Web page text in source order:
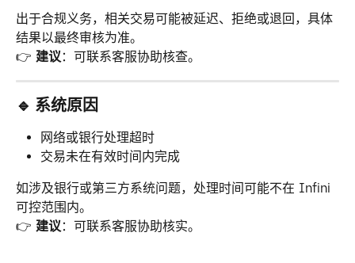
出于合规义务，相关交易可能被延迟、拒绝或退回，具体
结果以最终审核为准。
👉 建议：可联系客服协助核查。
🔹 系统原因
网络或银行处理超时
交易未在有效时间内完成
如涉及银行或第三方系统问题，处理时间可能不在 Infini
可控范围内。
👉 建议：可联系客服协助核实。